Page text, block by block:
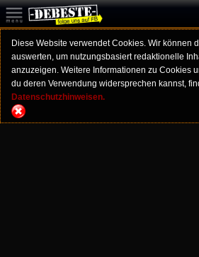
Diese Website verwendet Cookies. Wir können
auswerten, um nutzungsbasiert redaktionelle
anzuzeigen. Weitere Informationen zu Cookies
du deren Verwendung widersprechen kannst,
Datenschutzhinweisen.